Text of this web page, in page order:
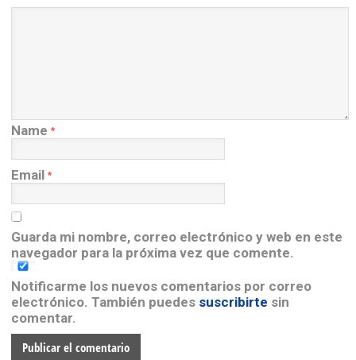
Name *
Email *
Guarda mi nombre, correo electrónico y web en este
navegador para la próxima vez que comente.
Notificarme los nuevos comentarios por correo
electrónico. También puedes suscribirte sin
comentar.